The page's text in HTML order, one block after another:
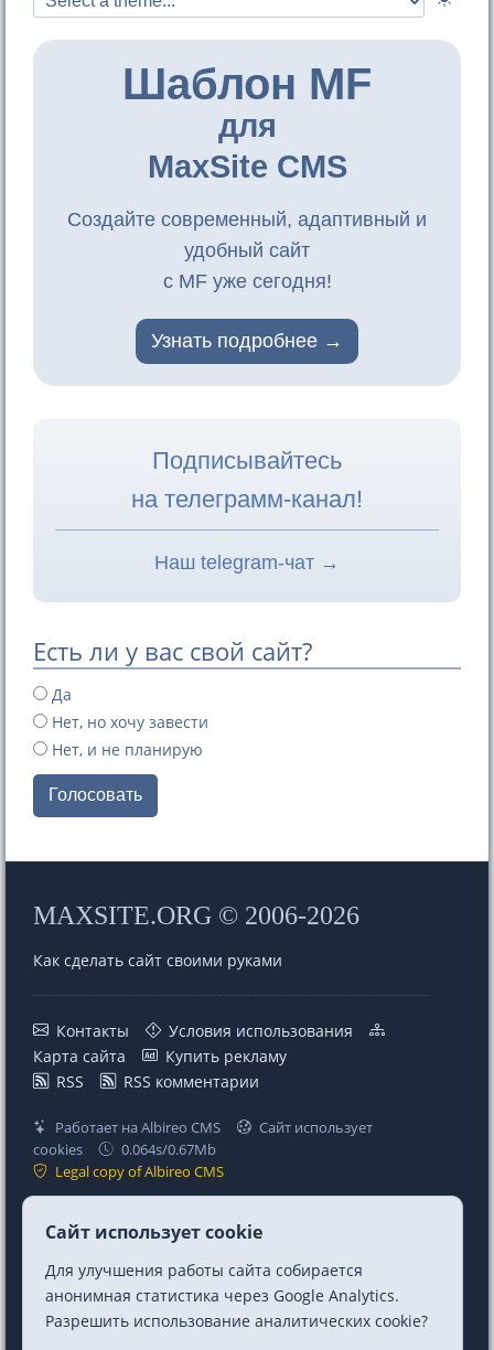
Шаблон MF
для
MaxSite CMS
Создайте современный, адаптивный и
удобный сайт
с MF уже сегодня!
Узнать подробнее
Подписывайтесь
на телеграмм-канал!
Наш telegram-чат →
Есть ли у вас свой сайт?
Да
Нет, но хочу завести
Нет, и не планирую
Голосовать
MAXSITE.ORG © 2006-2026
Как сделать сайт своими руками
Контакты
Условия использования
Карта сайта
Купить рекламу
RSS
RSS комментарии
Работает на Albireo CMS
Сайт использует
cookies
0.064s/0.67Mb
Legal copy of Albireo CMS
Проекты
MaxSite CMS
Albireo CMS
Berry CSS (CSS Utilities)
Ссылки
Telegram
Telegram Chat
Mastodon
Сайт использует cookie
Для улучшения работы сайта собирается
анонимная статистика через Google Analytics.
Разрешить использование аналитических cookie?